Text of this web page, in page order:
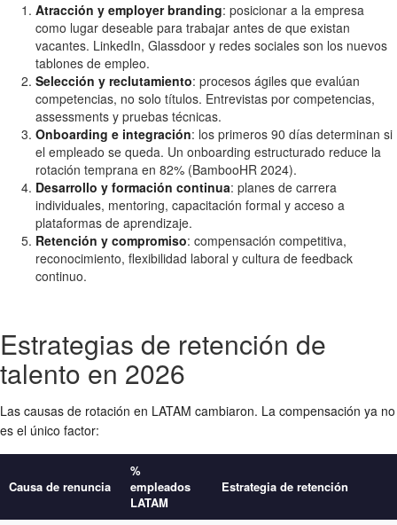
Atracción y employer branding: posicionar a la empresa
como lugar deseable para trabajar antes de que existan
vacantes. LinkedIn, Glassdoor y redes sociales son los nuevos
tablones de empleo.
Selección y reclutamiento: procesos ágiles que evalúan
competencias, no solo títulos. Entrevistas por competencias,
assessments y pruebas técnicas.
Onboarding e integración: los primeros 90 días determinan si
el empleado se queda. Un onboarding estructurado reduce la
rotación temprana en 82% (BambooHR 2024).
Desarrollo y formación continua: planes de carrera
individuales, mentoring, capacitación formal y acceso a
plataformas de aprendizaje.
Retención y compromiso: compensación competitiva,
reconocimiento, flexibilidad laboral y cultura de feedback
continuo.
Estrategias de retención de
talento en 2026
Las causas de rotación en LATAM cambiaron. La compensación ya no
es el único factor:
Causa de renuncia
%
empleados
LATAM
Estrategia de retención